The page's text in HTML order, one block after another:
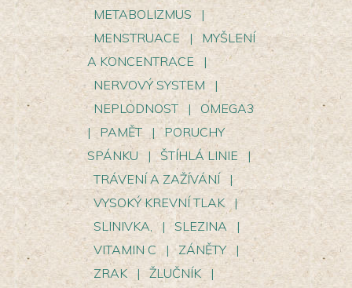
METABOLIZMUS
|
MENSTRUACE
|
MYŠLENÍ
A KONCENTRACE
|
NERVOVÝ SYSTEM
|
NEPLODNOST
|
OMEGA3
|
PAMĚT |
PORUCHY
SPÁNKU
| ŠTÍHLÁ LINIE
|
TRÁVENÍ A ZAŽÍVÁNÍ |
VYSOKÝ KREVNÍ TLAK |
SLINIVKA,
| SLEZINA
|
VITAMIN C
| ZÁNĚTY
|
ZRAK
| ŽLUČNÍK |